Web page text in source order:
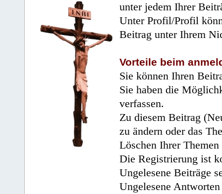
unter jedem Ihrer
Unter Profil/Profil
Beitrag unter Ihrem
Vorteile beim
Sie können Ihren
Sie haben die
verfassen.
Zu diesem Beitrag
zu ändern oder das
Löschen Ihrer
Die Registrierung ist
Ungelesene Beiträge
Ungelesene